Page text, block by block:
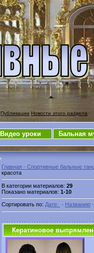
Публикации Новости этого раздела
Видео уроки Бальная
Главная - Спортивные бальные
красота
В категории материалов: 29
Показано материалов: 1-10
Сортировать по: Дате · Названию
Кератиновое